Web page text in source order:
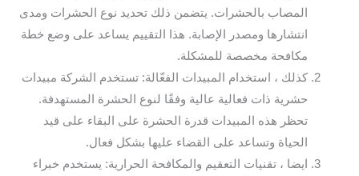
المصاب بالحشرات. يتضمن ذلك تحديد نوع الحشرات ومدى
انتشارها ومصدر الإصابة. هذا التقييم يساعد على وضع خطة
مكافحة مخصصة للمشكلة.
كذلك ، استخدام المبيدات الفعّالة: تستخدم الشركة مبيدات
حشرية ذات فعالية عالية وفقًا لنوع الحشرة المستهدفة.
تحظر هذه المبيدات قدرة الحشرة على البقاء على قيد
الحياة وتساعد على القضاء عليها بشكل فعال.
ايضا ، تقنيات التعقيم والمكافحة الحرارية: يستخدم خبراء